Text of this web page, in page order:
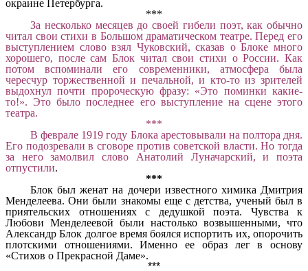
окраине Петербурга.
***
За несколько месяцев до своей гибели поэт, как обычно
читал свои стихи в Большом драматическом театре. Перед его
выступлением слово взял Чуковский, сказав о Блоке много
хорошего, после сам Блок читал свои стихи о России. Как
потом вспоминали его современники, атмосфера была
чересчур торжественной и печальной, и кто-то из зрителей
выдохнул почти пророческую фразу: «Это поминки какие-
то!». Это было последнее его выступление на сцене этого
театра.
***
В феврале 1919 году Блока арестовывали на полтора дня.
Его подозревали в сговоре против советской власти. Но тогда
за него замолвил слово Анатолий Луначарский, и поэта
отпустили.
***
Блок был женат на дочери известного химика Дмитрия
Менделеева. Они были знакомы еще с детства, ученый был в
приятельских отношениях с дедушкой поэта. Чувства к
Любови Менделеевой были настолько возвышенными, что
Александр Блок долгое время боялся испортить их, опорочить
плотскими отношениями. Именно ее образ лег в основу
«Стихов о Прекрасной Даме».
***